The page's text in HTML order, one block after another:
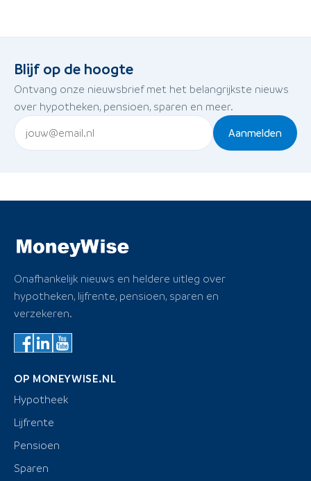
Blijf op de hoogte
Ontvang onze nieuwsbrief met het belangrijkste nieuws
over hypotheken, pensioen, sparen en meer.
Aanmelden
Onafhankelijk nieuws en heldere uitleg over
hypotheken, lijfrente, pensioen, sparen en
verzekeren.
OP MONEYWISE.NL
Hypotheek
Lijfrente
Pensioen
Sparen